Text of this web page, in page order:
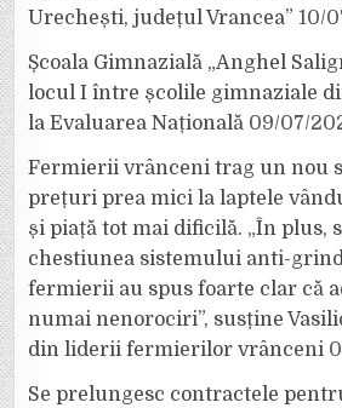
Urechești, județul Vrancea” 10/
Școala Gimnazială „Anghel
locul I între școlile gimnaziale
la Evaluarea Națională 09/07/
Fermierii vrânceni trag un nou
prețuri prea mici la laptele
și piață tot mai dificilă. „În plus,
chestiunea sistemului anti-
fermierii au spus foarte clar că
numai nenorociri”, susține
din liderii fermierilor vrânceni
Se prelungesc contractele